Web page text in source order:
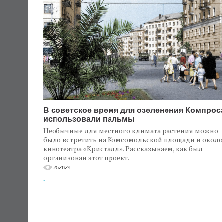
В советское время для озеленения
использовали пальмы
Необычные для местного климата растения можно
было встретить на Комсомольской площади и около
кинотеатра «Кристалл». Рассказываем, как был
организован этот проект.
252824
.